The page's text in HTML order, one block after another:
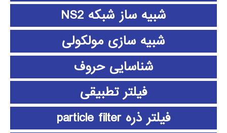
شبیه ساز شبکه NS2
شبیه سازی مولکولی
شناسایی حروف
فیلتر تطبیقی
فیلتر ذره particle filter